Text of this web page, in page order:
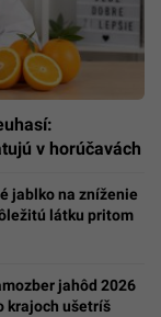
v horúčavách
jablko na zníženie
látku pritom
jahôd 2026
krajoch ušetríš